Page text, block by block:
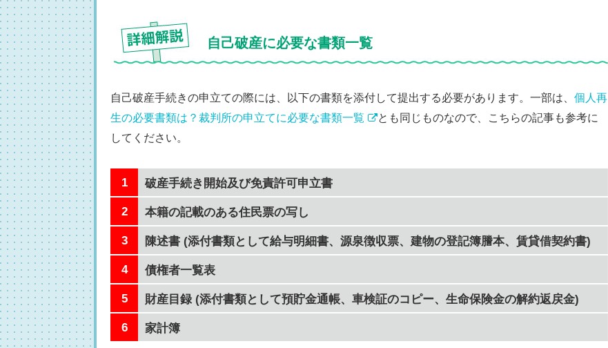
自己破産に必要な書類一覧
自己破産手続きの申立ての際には、以下の書類を添付して提出する必要があります。一部は、 個人再
生の必要書類は？裁判所の申立てに必要な書類一覧
とも同じものなので、こちらの記事も参考に
してください。
破産手続き開始及び免責許可申立書
本籍の記載のある住民票の写し
陳述書 (添付書類として給与明細書、源泉徴収票、建物の登記簿謄本、賃貸借契約書)
債権者一覧表
財産目録 (添付書類として預貯金通帳、車検証のコピー、生命保険金の解約返戻金)
家計簿